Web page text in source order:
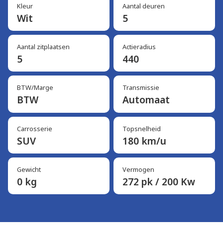
Kleur
Wit
Aantal deuren
5
Aantal zitplaatsen
5
Actieradius
440
BTW/Marge
BTW
Transmissie
Automaat
Carrosserie
SUV
Topsnelheid
180 km/u
Gewicht
0 kg
Vermogen
272 pk / 200 Kw